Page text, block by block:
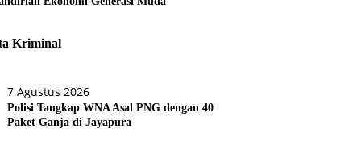
Kriminal
7 Agustus 2026
Polisi Tangkap WNA Asal PNG dengan 40
Paket Ganja di Jayapura